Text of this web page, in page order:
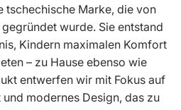
tschechische Marke, die von
wurde. Sie entstand
Kindern maximalen Komfort
– zu Hause ebenso wie
entwerfen wir mit Fokus auf
modernes Design, das zu